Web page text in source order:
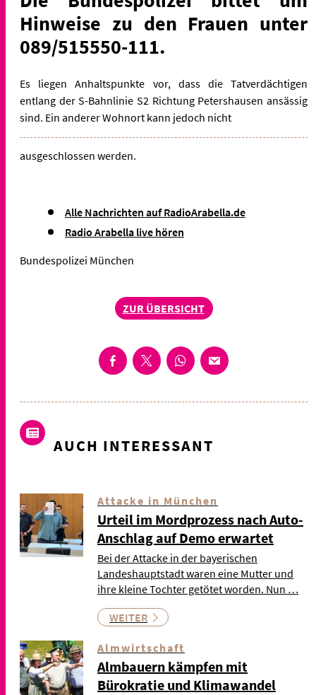
Hinweise zu den Frauen unter
089/515550-111.
Es liegen Anhaltspunkte vor, dass die Tatverdächtigen
entlang der S-Bahnlinie S2 Richtung Petershausen ansässig
sind. Ein anderer Wohnort kann jedoch nicht
ausgeschlossen werden.
Alle Nachrichten auf RadioArabella.de
Radio Arabella live hören
Bundespolizei München
ZUR ÜBERSICHT
AUCH INTERESSANT
Attacke in München
Urteil im Mordprozess nach Auto-
Anschlag auf Demo erwartet
Bei der Attacke in der bayerischen
Landeshauptstadt waren eine Mutter und
ihre kleine Tochter getötet worden. Nun …
WEITER
Almwirtschaft
Almbauern kämpfen mit
Bürokratie und Klimawandel